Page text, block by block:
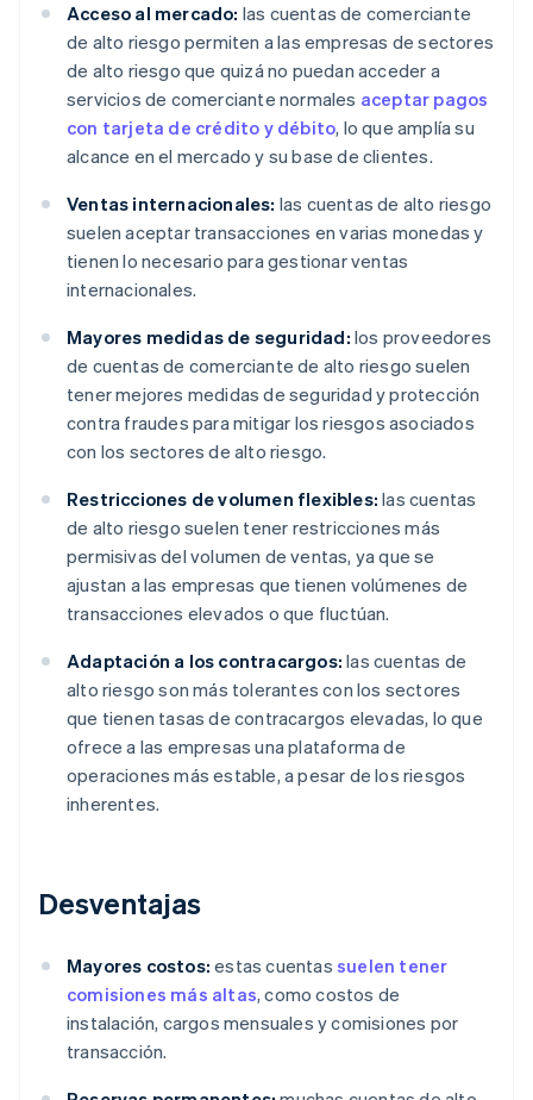
Acceso al mercado: las cuentas de comerciante
de alto riesgo permiten a las empresas de sectores
de alto riesgo que quizá no puedan acceder a
servicios de comerciante normales aceptar pagos
con tarjeta de crédito y débito, lo que amplía su
alcance en el mercado y su base de clientes.
Ventas internacionales: las cuentas de alto riesgo
suelen aceptar transacciones en varias monedas y
tienen lo necesario para gestionar ventas
internacionales.
Mayores medidas de seguridad: los proveedores
de cuentas de comerciante de alto riesgo suelen
tener mejores medidas de seguridad y protección
contra fraudes para mitigar los riesgos asociados
con los sectores de alto riesgo.
Restricciones de volumen flexibles: las cuentas
de alto riesgo suelen tener restricciones más
permisivas del volumen de ventas, ya que se
ajustan a las empresas que tienen volúmenes de
transacciones elevados o que fluctúan.
Adaptación a los contracargos: las cuentas de
alto riesgo son más tolerantes con los sectores
que tienen tasas de contracargos elevadas, lo que
ofrece a las empresas una plataforma de
operaciones más estable, a pesar de los riesgos
inherentes.
Desventajas
Mayores costos: estas cuentas suelen tener
comisiones más altas, como costos de
instalación, cargos mensuales y comisiones por
transacción.